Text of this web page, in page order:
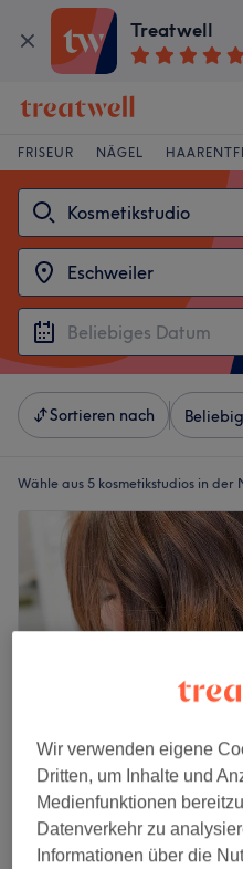
Treatwell
FRISEUR NÄGEL
Sortieren nach
Wähle aus 5 kosmetikstudios in der
B Hair & Beauty
4,8
247
Wir verwenden eigene
Dritten, um Inhalte und
Medienfunktionen
Datenverkehr zu
Informationen über die